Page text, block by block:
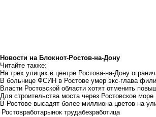
Новости на Блoкнoт-Ростов-на-Дону
Читайте также:
На трех улицах в центре Ростова-на-Дону
В больнице ФСИН в Ростове умер экс-глава
Власти Ростовской области хотят отменить
Для строительства моста через Ростовское
В Ростове высадят более миллиона цветов на
Ростовработарынок трудабезработица